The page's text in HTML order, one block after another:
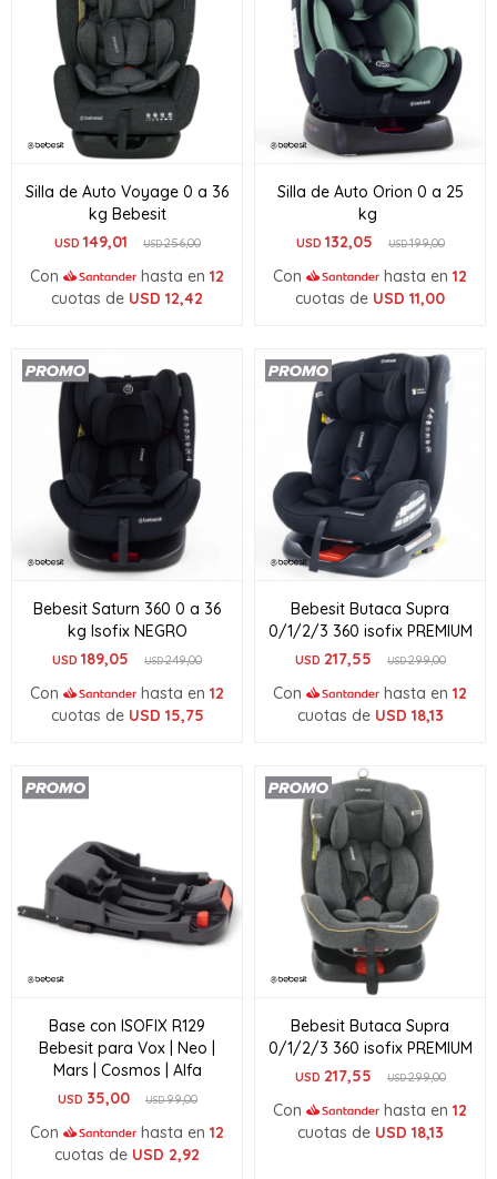
Silla de Auto Voyage 0 a 36
kg Bebesit
USD 149,01 USD256,00
Con hasta en 12
cuotas de USD 12,42
Silla de Auto Orion 0 a 25
kg
USD 132,05 USD199,00
Con hasta en 12
cuotas de USD 11,00
Bebesit Saturn 360 0 a 36
kg Isofix NEGRO
USD 189,05 USD249,00
Con hasta en 12
cuotas de USD 15,75
Bebesit Butaca Supra
0/1/2/3 360 isofix PREMIUM
USD 217,55 USD299,00
Con hasta en 12
cuotas de USD 18,13
Base con ISOFIX R129
Bebesit para Vox | Neo |
Mars | Cosmos | Alfa
USD 35,00 USD99,00
Con hasta en 12
cuotas de USD 2,92
Bebesit Butaca Supra
0/1/2/3 360 isofix PREMIUM
USD 217,55 USD299,00
Con hasta en 12
cuotas de USD 18,13